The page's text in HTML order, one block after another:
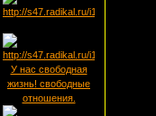
У нас свободная
жизнь! свободные
отношения.